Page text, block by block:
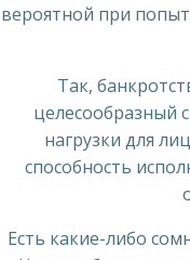
вероятной при
Так,
целесообразный
нагрузки для
способность
Есть какие-либо